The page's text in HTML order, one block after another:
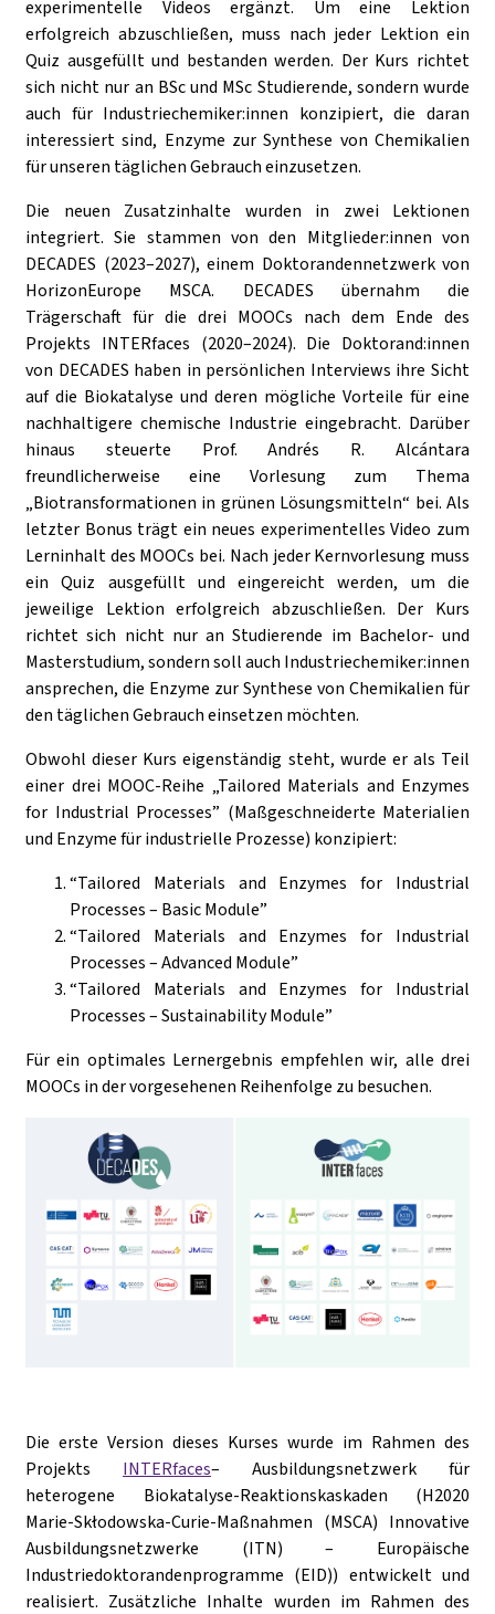
experimentelle Videos ergänzt. Um eine Lektion
erfolgreich abzuschließen, muss nach jeder Lektion ein
Quiz ausgefüllt und bestanden werden. Der Kurs richtet
sich nicht nur an BSc und MSc Studierende, sondern wurde
auch für Industriechemiker:innen konzipiert, die daran
interessiert sind, Enzyme zur Synthese von Chemikalien
für unseren täglichen Gebrauch einzusetzen.
Die neuen Zusatzinhalte wurden in zwei Lektionen
integriert. Sie stammen von den Mitglieder:innen von
DECADES (2023–2027), einem Doktorandennetzwerk von
HorizonEurope MSCA. DECADES übernahm die
Trägerschaft für die drei MOOCs nach dem Ende des
Projekts INTERfaces (2020–2024). Die Doktorand:innen
von DECADES haben in persönlichen Interviews ihre Sicht
auf die Biokatalyse und deren mögliche Vorteile für eine
nachhaltigere chemische Industrie eingebracht. Darüber
hinaus steuerte Prof. Andrés R. Alcántara
freundlicherweise eine Vorlesung zum Thema
„Biotransformationen in grünen Lösungsmitteln“ bei. Als
letzter Bonus trägt ein neues experimentelles Video zum
Lerninhalt des MOOCs bei. Nach jeder Kernvorlesung muss
ein Quiz ausgefüllt und eingereicht werden, um die
jeweilige Lektion erfolgreich abzuschließen. Der Kurs
richtet sich nicht nur an Studierende im Bachelor- und
Masterstudium, sondern soll auch Industriechemiker:innen
ansprechen, die Enzyme zur Synthese von Chemikalien für
den täglichen Gebrauch einsetzen möchten.
Obwohl dieser Kurs eigenständig steht, wurde er als Teil
einer drei MOOC-Reihe „Tailored Materials and Enzymes
for Industrial Processes” (Maßgeschneiderte Materialien
und Enzyme für industrielle Prozesse) konzipiert:
“Tailored Materials and Enzymes for Industrial
Processes – Basic Module”
“Tailored Materials and Enzymes for Industrial
Processes – Advanced Module”
“Tailored Materials and Enzymes for Industrial
Processes – Sustainability Module”
Für ein optimales Lernergebnis empfehlen wir, alle drei
MOOCs in der vorgesehenen Reihenfolge zu besuchen.
Die erste Version dieses Kurses wurde im Rahmen des
Projekts INTERfaces– Ausbildungsnetzwerk für
heterogene Biokatalyse-Reaktionskaskaden (H2020
Marie-Skłodowska-Curie-Maßnahmen (MSCA) Innovative
Ausbildungsnetzwerke (ITN) – Europäische
Industriedoktorandenprogramme (EID)) entwickelt und
realisiert. Zusätzliche Inhalte wurden im Rahmen des